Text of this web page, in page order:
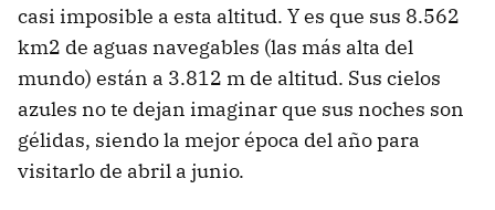
casi imposible a esta altitud. Y es que sus 8.562
km2 de aguas navegables (las más alta del
mundo) están a 3.812 m de altitud. Sus cielos
azules no te dejan imaginar que sus noches son
gélidas, siendo la mejor época del año para
visitarlo de abril a junio.